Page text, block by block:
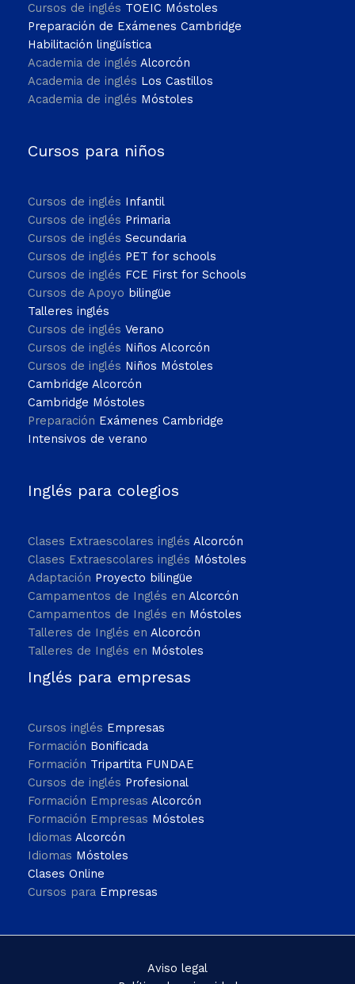
Cursos de inglés TOEIC Móstoles
Preparación de Exámenes Cambridge
Habilitación lingüística
Academia de inglés Alcorcón
Academia de inglés Los Castillos
Academia de inglés Móstoles
Cursos para niños
Cursos de inglés Infantil
Cursos de inglés Primaria
Cursos de inglés Secundaria
Cursos de inglés PET for schools
Cursos de inglés FCE First for Schools
Cursos de Apoyo bilingüe
Talleres inglés
Cursos de inglés Verano
Cursos de inglés Niños Alcorcón
Cursos de inglés Niños Móstoles
Cambridge Alcorcón
Cambridge Móstoles
Preparación Exámenes Cambridge
Intensivos de verano
Inglés para colegios
Clases Extraescolares inglés Alcorcón
Clases Extraescolares inglés Móstoles
Adaptación Proyecto bilingüe
Campamentos de Inglés en Alcorcón
Campamentos de Inglés en Móstoles
Talleres de Inglés en Alcorcón
Talleres de Inglés en Móstoles
Inglés para empresas
Cursos inglés Empresas
Formación Bonificada
Formación Tripartita FUNDAE
Cursos de inglés Profesional
Formación Empresas Alcorcón
Formación Empresas Móstoles
Idiomas Alcorcón
Idiomas Móstoles
Clases Online
Cursos para Empresas
Aviso legal